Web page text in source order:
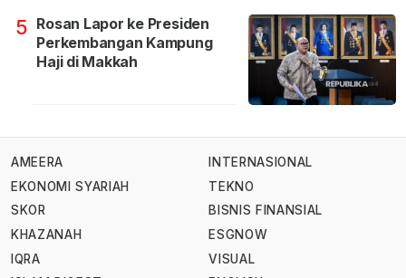
5 Rosan Lapor ke Presiden
Perkembangan Kampung
Haji di Makkah
AMEERA
EKONOMI SYARIAH
SKOR
KHAZANAH
IQRA
INTERNASIONAL
TEKNO
BISNIS FINANSIAL
ESGNOW
VISUAL